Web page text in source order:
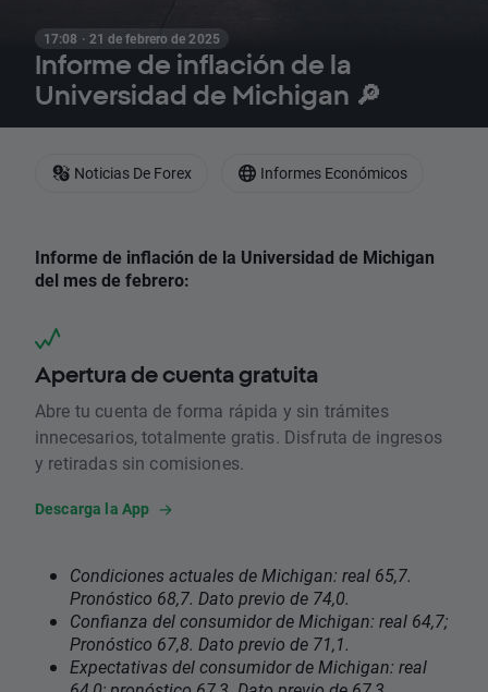
17:08 · 21 de febrero de 2025
Informe de inflación de la
Universidad de Michigan 🔎
Informe de inflación de la Universidad de Michigan
del mes de febrero:
Apertura de cuenta gratuita
Abre tu cuenta de forma rápida y sin trámites
innecesarios, totalmente gratis. Disfruta de ingresos
y retiradas sin comisiones.
Descarga la App
Condiciones actuales de Michigan: real 65,7.
Pronóstico 68,7. Dato previo de 74,0.
Confianza del consumidor de Michigan: real 64,7;
Pronóstico 67,8. Dato previo de 71,1.
Expectativas del consumidor de Michigan: real
Noticias De Forex Informes Económicos